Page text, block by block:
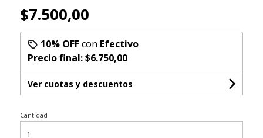
$7.500,00
10% OFFcon Efectivo
Precio final:$6.750,00
Ver cuotas y descuentos
Cantidad